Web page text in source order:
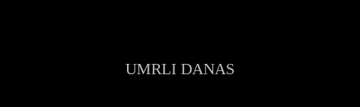
UMRLI DANAS